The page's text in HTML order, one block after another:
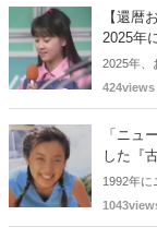
子まで
ニャン
【還暦
2025年
2025年、
おニャン
れ）の
す。さて
424views
「ニュ
した『
1992年に
ていた古